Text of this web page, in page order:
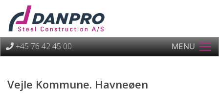
+45 76 42 45 00 MENU
Vejle Kommune. Havneøen